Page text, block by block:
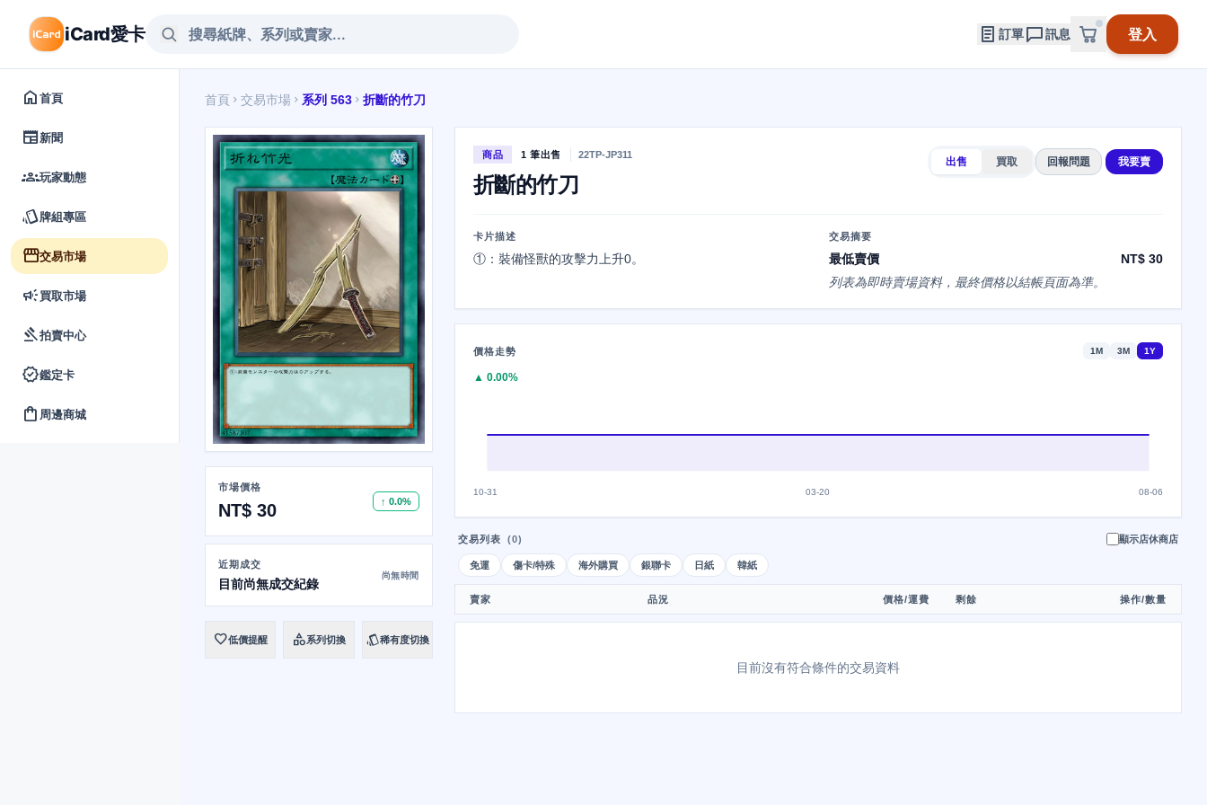
iCard愛卡 訂單 訊息 登入
home首頁
newspaper新聞
groups玩家動態
style牌組專區
storefront交易市場
campaign買取市場
gavel拍賣中心
verified鑑定卡
shopping_bag 周邊商城
首頁 chevron_right 交易市場 chevron_right 系列 563 chevron_right 折斷的竹刀
市場價格
NT$ 30 ↑ 0.0%
近期成交
目前尚無成交紀錄
尚無時間
favorite低價提醒 category系列切換 style稀有度切換
商品 1 筆出售 22TP-JP311
折斷的竹刀
出售 買取 回報問題 我要賣
卡片描述
①：裝備怪獸的攻擊力上升0。
交易摘要
最低賣價
NT$ 30
列表為即時賣場資料，最終價格以結帳頁面為準。
價格走勢 1M 3M 1Y
▲ 0.00%
10-31 03-20 08-06
交易列表 (0) 顯示店休商店
免運 傷卡/特殊 海外購買 銀聯卡 日紙 韓紙
賣家 品況 價格/運費 剩餘 操作/數量
目前沒有符合條件的交易資料